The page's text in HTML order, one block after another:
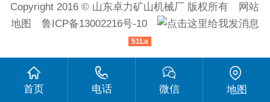
Copyright 2016 © 山东卓力矿山机械厂 版权所有 网站
地图
鲁ICP备13002216号-10
51La
首页 电话 微信 地图